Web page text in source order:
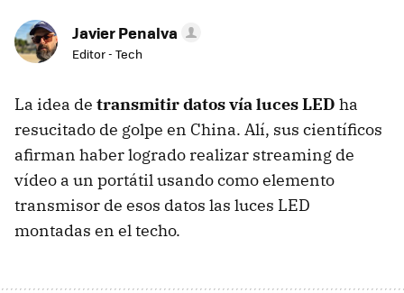
Javier Penalva
Editor - Tech
La idea de transmitir datos vía luces LED ha
resucitado de golpe en China. Alí, sus científicos
afirman haber logrado realizar streaming de
vídeo a un portátil usando como elemento
transmisor de esos datos las luces LED
montadas en el techo.